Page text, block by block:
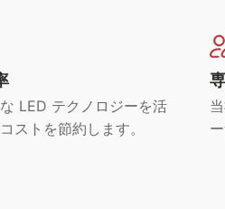
LED テクノロジーを活
ストを節約します。